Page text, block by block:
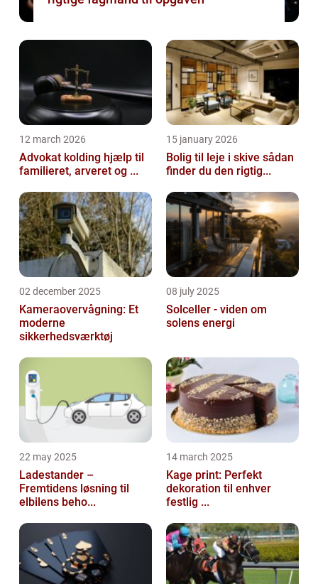
12 march 2026
Advokat kolding hjælp til
familieret, arveret og ...
15 january 2026
Bolig til leje i skive sådan
finder du den rigtig...
02 december 2025
Kameraovervågning: Et
moderne
sikkerhedsværktøj
08 july 2025
Solceller - viden om
solens energi
22 may 2025
Ladestander –
Fremtidens løsning til
elbilens beho...
14 march 2025
Kage print: Perfekt
dekoration til enhver
festlig ...